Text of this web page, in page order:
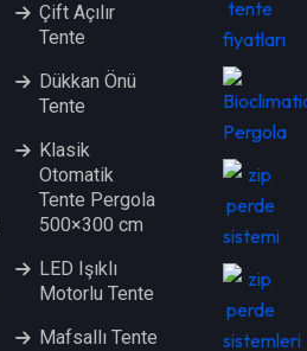
Çift Açılır
Tente
Dükkan Önü
Tente
Klasik
Otomatik
Tente Pergola
500×300 cm
LED Işıklı
Motorlu Tente
Mafsallı Tente